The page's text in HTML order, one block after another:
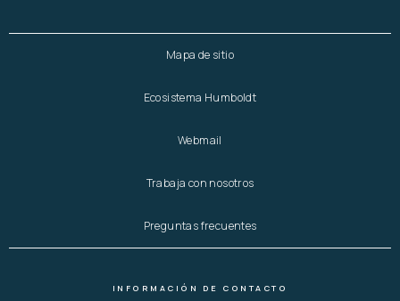
Mapa de sitio
Ecosistema Humboldt
Webmail
Trabaja con nosotros
Preguntas frecuentes
INFORMACIÓN DE CONTACTO